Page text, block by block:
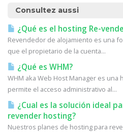
Consultez aussi
¿Qué es el hosting Re-
Revendedor de alojamiento es una
que el propietario de la cuenta...
¿Qué es WHM?
WHM aka Web Host Manager es
permite el acceso administrativo al...
¿Cual es la solución ideal
revender hosting?
Nuestros planes de hosting para